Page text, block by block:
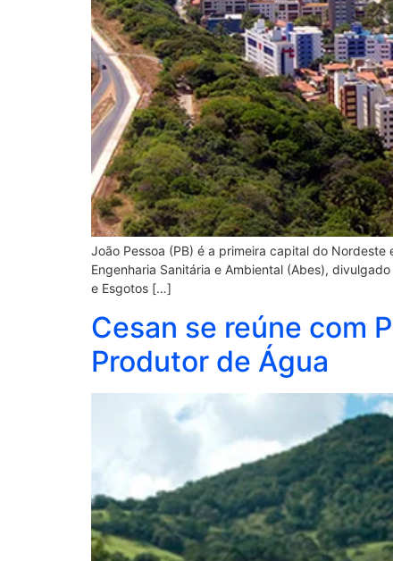
João Pessoa (PB) é a primeira capital do
Engenharia Sanitária e Ambiental (Abes),
e Esgotos […]
Cesan se reúne com
Produtor de Água